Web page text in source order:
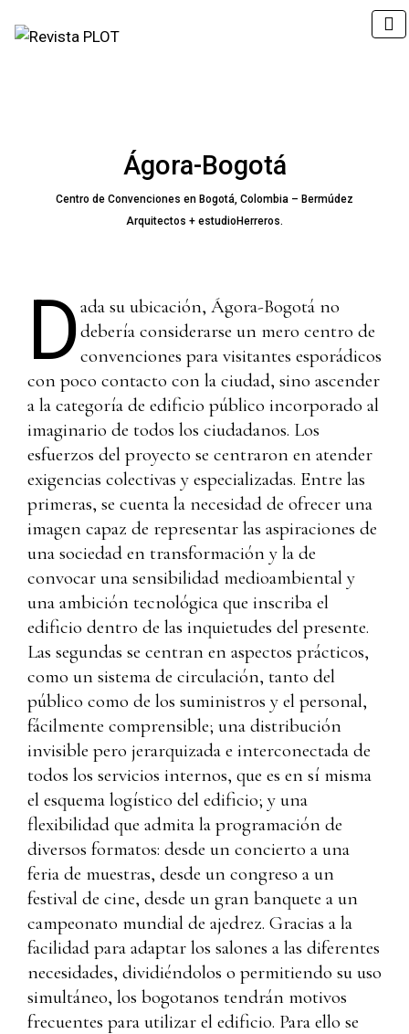
Ágora-Bogotá
Centro de Convenciones en Bogotá, Colombia – Bermúdez
Arquitectos + estudioHerreros.
Dada su ubicación, Ágora-Bogotá no
debería considerarse un mero centro de
convenciones para visitantes esporádicos
con poco contacto con la ciudad, sino ascender
a la categoría de edificio público incorporado al
imaginario de todos los ciudadanos. Los
esfuerzos del proyecto se centraron en atender
exigencias colectivas y especializadas. Entre las
primeras, se cuenta la necesidad de ofrecer una
imagen capaz de representar las aspiraciones de
una sociedad en transformación y la de
convocar una sensibilidad medioambiental y
una ambición tecnológica que inscriba el
edificio dentro de las inquietudes del presente.
Las segundas se centran en aspectos prácticos,
como un sistema de circulación, tanto del
público como de los suministros y el personal,
fácilmente comprensible; una distribución
invisible pero jerarquizada e interconectada de
todos los servicios internos, que es en sí misma
el esquema logístico del edificio; y una
flexibilidad que admita la programación de
diversos formatos: desde un concierto a una
feria de muestras, desde un congreso a un
festival de cine, desde un gran banquete a un
campeonato mundial de ajedrez. Gracias a la
facilidad para adaptar los salones a las diferentes
necesidades, dividiéndolos o permitiendo su uso
simultáneo, los bogotanos tendrán motivos
frecuentes para utilizar el edificio. Para ello se